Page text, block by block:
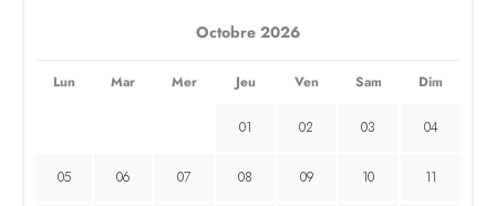
Octobre 2026
Lun Mar Mer Jeu Ven Sam Dim
01 02 03 04
05 06 07 08 09 10 11